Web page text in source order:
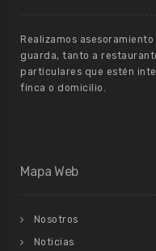
Realizamos
guarda, tanto a
particulares que estén
finca o domicilio.
Mapa Web
Nosotros
Noticias